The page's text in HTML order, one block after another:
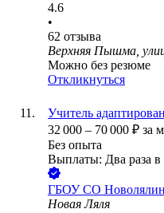
4.6
•
62 отзыва
Верхняя Пышма,
Можно без резюме
Откликнуться
Учитель
32 000 – 70 000 ₽ за
Без опыта
Выплаты: Два раза в
ГБОУ СО
Новая Ляля